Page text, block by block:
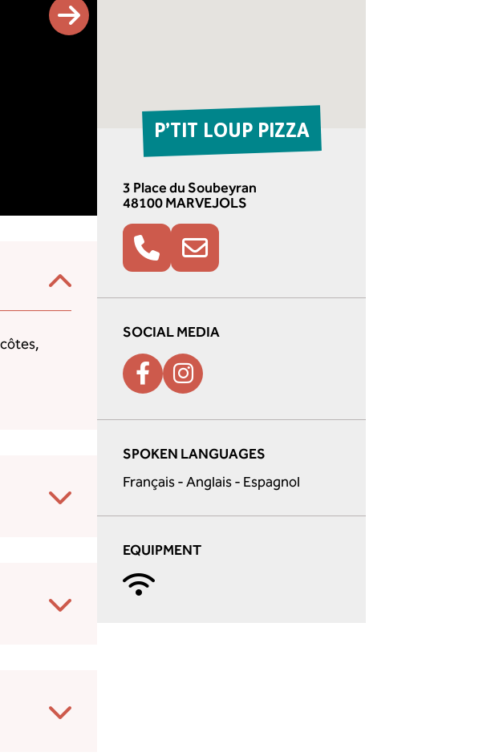
P’TIT LOUP PIZZA
3 Place du Soubeyran
48100 MARVEJOLS
SOCIAL MEDIA
SPOKEN LANGUAGES
Français - Anglais - Espagnol
EQUIPMENT